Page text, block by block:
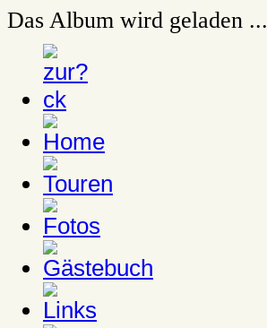
Das Album wird geladen ...